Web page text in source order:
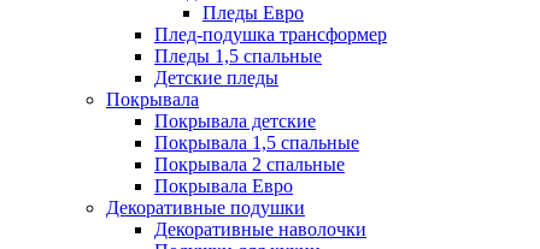
Пледы Евро
Плед-подушка трансформер
Пледы 1,5 спальные
Детские пледы
Покрывала
Покрывала детские
Покрывала 1,5 спальные
Покрывала 2 спальные
Покрывала Евро
Декоративные подушки
Декоративные наволочки